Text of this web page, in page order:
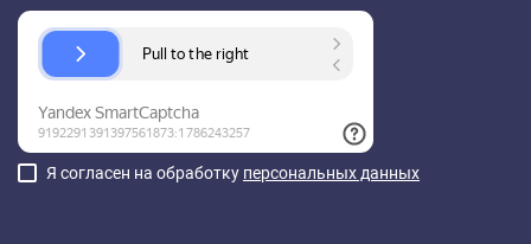
Я согласен на обработку персональных данных